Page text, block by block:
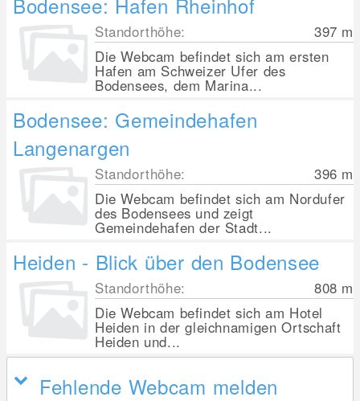
Standorthöhe: 397 m
Die Webcam befindet sich am ersten
Hafen am Schweizer Ufer des
Bodensees, dem Marina...
Bodensee: Gemeindehafen
Langenargen
Standorthöhe: 396 m
Die Webcam befindet sich am Nordufer
des Bodensees und zeigt
Gemeindehafen der Stadt...
Heiden - Blick über den Bodensee
Standorthöhe: 808 m
Die Webcam befindet sich am Hotel
Heiden in der gleichnamigen Ortschaft
Heiden und...
Fehlende Webcam melden